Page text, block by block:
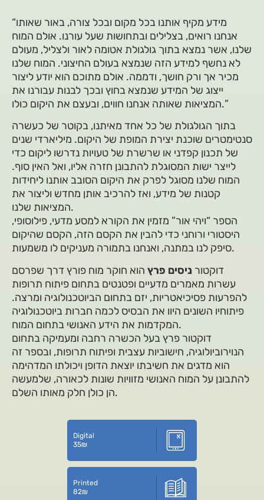
“מידע מקיף אותנו בכל מקום ובכל צורה, באור שאותו
אנחנו רואים, בצלילים ובתחושות שעל עורנו. אולם המוח
שלנו, אשר נמצא בתוך גולגולת אטומה לאור ולצליל, מעולם
לא נחשף למידע הזה שנמצא בעולם החיצוני. המוח שלנו
מכיר אך ורק חושך, ודממה. אולם מתוכם הוא יודע ליצור
ייצוג של המידע שנמצא בחוץ ובכך לבנות עבורנו את
המציאות שאותה אנחנו חווים, ובעצם את היקום כולו.”
בתוך הגולגולת של כל אחד מאיתנו, בקוטר של כעשרה
סנטימטרים שוכנת יצירת המופת של היקום. מיליארדי שנים
של תכנון קפדני או שרשרת של טעויות נדרשו ליקום כדי
לייצר ישות המסוגלת להתבונן חזרה אליו, ואל האין סוף.
המוח שלנו מסוגל לפרק את היקום הסובב אותנו ליחידות
קטנות של מידע, ואז להרכיב אותן מחדש וליצור את
המציאות שלנו.
הספר “ויהי אור” מזמין את הקורא למסע מדעי, פילוסופי,
היסטורי ורוחני כדי להבין את הקסם הזה, הקסם שהיקום
סיפק לנו במתנה, ואנחנו בתמורה מעניקים לו משמעות.
דוקטור ניסים פרץ הוא חוקר מוח פורץ דרך שפרסם
עשרות מאמרים מדעיים ופטנטים בתחום פיתוח תרופות
להפרעות פסיכיאטריות, יזם בתחום הביוטכנולוגיה ומרצה.
פיתוחיו השונים היוו את הבסיס לכמה חברות ביוטכנולוגיה
המקדמות את הידע האנושי בתחום המוח.
דוקטור פרץ בעל הכשרה רחבה ומעמיקה בתחום
הנוירוביולוגיה, חישוביות עצבית ופיתוח תרופות, ובספר זה
הוא מדגים את חשיבתו יוצאת הדופן ויכולתו המדהימה
להתבונן על המוח האנושי מזוויות שונות לכאורה, שלמעשה
הן כולן חלק מאותו השלם.
Digital
35₪
Printed
82₪